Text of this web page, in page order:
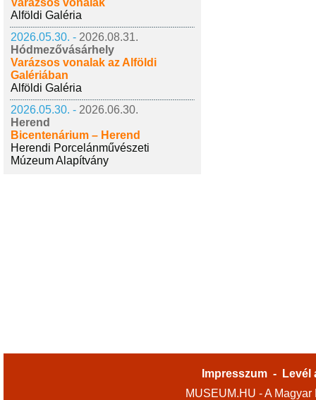
Varázsos vonalak
Alföldi Galéria
2026.05.30. - 2026.08.31.
Hódmezővásárhely
Varázsos vonalak az Alföldi
Galériában
Alföldi Galéria
2026.05.30. - 2026.06.30.
Herend
Bicentenárium – Herend
Herendi Porcelánművészeti
Múzeum Alapítvány
Impresszum -
Levél
MUSEUM.HU - A